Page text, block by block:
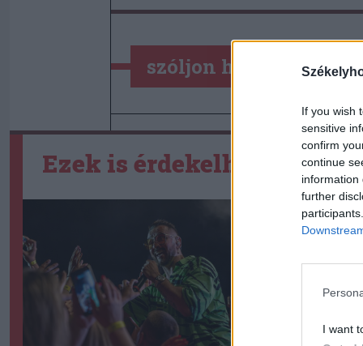
If you wish
sensitive
confirm
continue
information
further
I want
szóljon hozzá!
Ezek is érdekelhetik